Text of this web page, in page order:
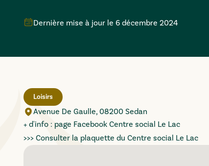
Dernière mise à jour le 6 décembre 2024
Loisirs
Avenue De Gaulle, 08200 Sedan
+ d'info : page Facebook Centre social Le Lac
>>> Consulter la plaquette du Centre social Le Lac